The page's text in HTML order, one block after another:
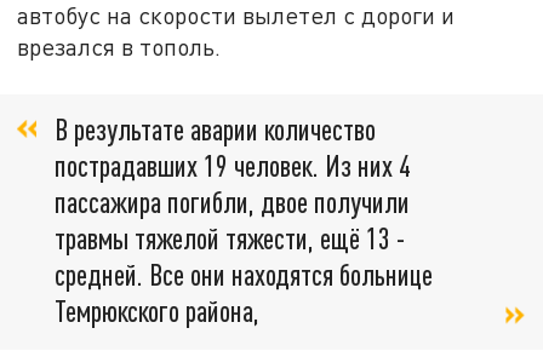
автобус на скорости вылетел с дороги и
врезался в тополь.
В результате аварии количество
пострадавших 19 человек. Из них 4
пассажира погибли, двое получили
травмы тяжелой тяжести, ещё 13 -
средней. Все они находятся больнице
Темрюкского района,